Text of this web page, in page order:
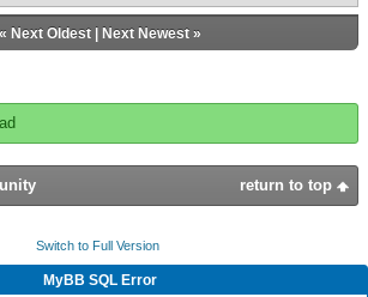
(child:any,eof?:bool) = {gc.read-
"Child TYPE:"& {type-
.style
"sclass:"&sclass}
type
andchild.style-
{returnchild asa Box
not(child isa Box)then{continue}}
« Next Oldest| Next Newest»
return to top
Switch to Full Version
MyBB SQL Error